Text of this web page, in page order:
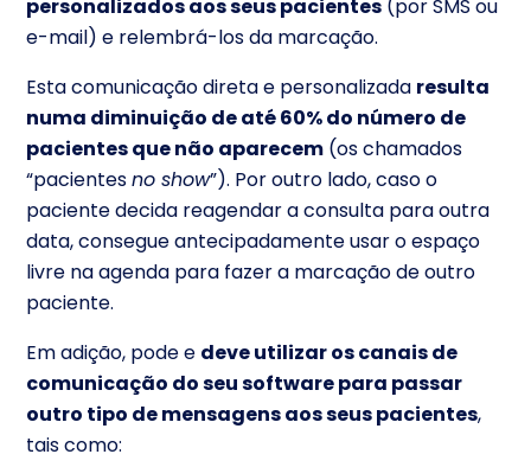
personalizados aos seus pacientes (por SMS ou
e-mail) e relembrá-los da marcação.
Esta comunicação direta e personalizada resulta
numa diminuição de até 60% do número de
pacientes que não aparecem (os chamados
“pacientesno show”). Por outro lado, caso o
paciente decida reagendar a consulta para outra
data, consegue antecipadamente usar o espaço
livre na agenda para fazer a marcação de outro
paciente.
Em adição, pode e deve utilizar os canais de
comunicação do seu software para passar
outro tipo de mensagens aos seus pacientes,
tais como: